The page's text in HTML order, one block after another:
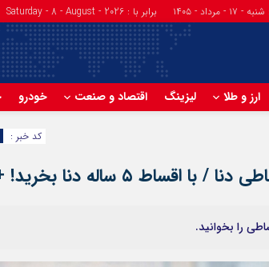
- مرداد - ۱۴۰۵ برابر با : Saturday - 8 - August - 2026
ارز و طلا لیزینگ اقتصاد و صنعت خودرو
کد خبر :
دنا بخرید! + جدول تیر ۱۴۰۴
را بخوانید.